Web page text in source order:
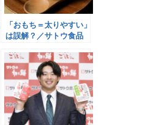
「おもち＝太りやすい」
は誤解？／サトウ食品